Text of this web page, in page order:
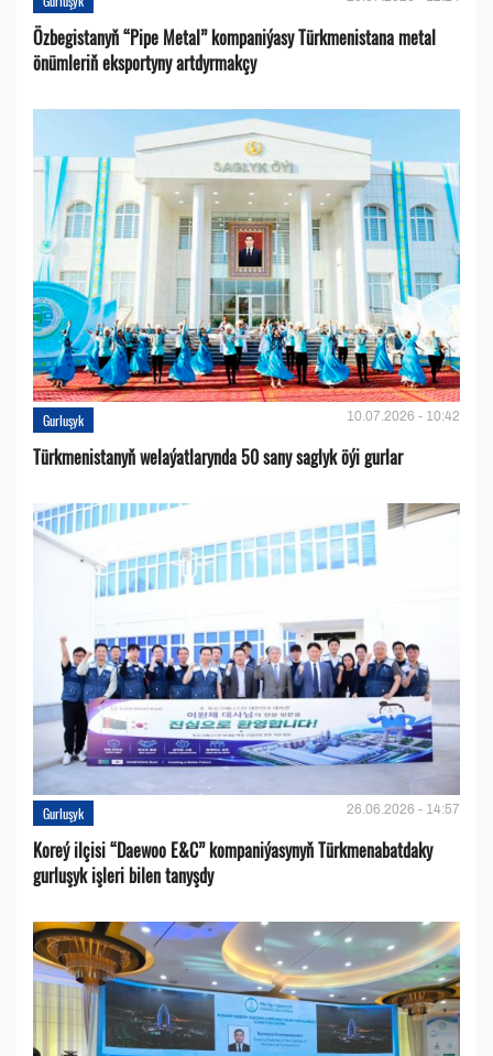
Özbegistanyň “Pipe Metal” kompaniýasy Türkmenistana metal
önümleriň eksportyny artdyrmakçy
Gurluşyk 10.07.2026 - 10:42
Türkmenistanyň welaýatlarynda 50 sany saglyk öýi gurlar
Gurluşyk 26.06.2026 - 14:57
Koreý ilçisi “Daewoo E&C” kompaniýasynyň Türkmenabatdaky
gurluşyk işleri bilen tanyşdy